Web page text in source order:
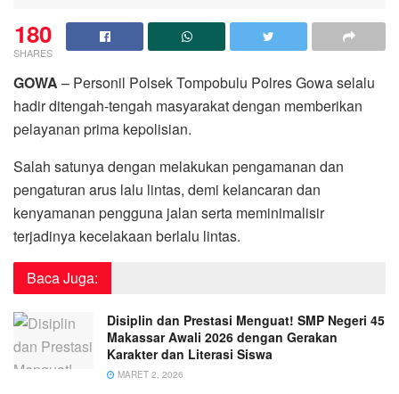
180
SHARES
GOWA – Personil Polsek Tompobulu Polres Gowa selalu
hadir ditengah-tengah masyarakat dengan memberikan
pelayanan prima kepolisian.
Salah satunya dengan melakukan pengamanan dan
pengaturan arus lalu lintas, demi kelancaran dan
kenyamanan pengguna jalan serta meminimalisir
terjadinya kecelakaan berlalu lintas.
Baca Juga:
Disiplin dan Prestasi Menguat! SMP Negeri 45
Makassar Awali 2026 dengan Gerakan
Karakter dan Literasi Siswa
MARET 2, 2026